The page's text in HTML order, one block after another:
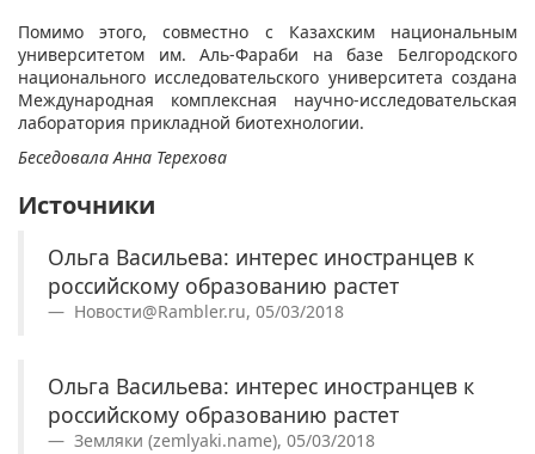
Помимо этого, совместно с Казахским национальным
университетом им. Аль-Фараби на базе Белгородского
национального исследовательского университета создана
Международная комплексная научно-исследовательская
лаборатория прикладной биотехнологии.
Беседовала Анна Терехова
Источники
Ольга Васильева: интерес иностранцев к
российскому образованию растет
Новости@Rambler.ru, 05/03/2018
Ольга Васильева: интерес иностранцев к
российскому образованию растет
Земляки (zemlyaki.name), 05/03/2018